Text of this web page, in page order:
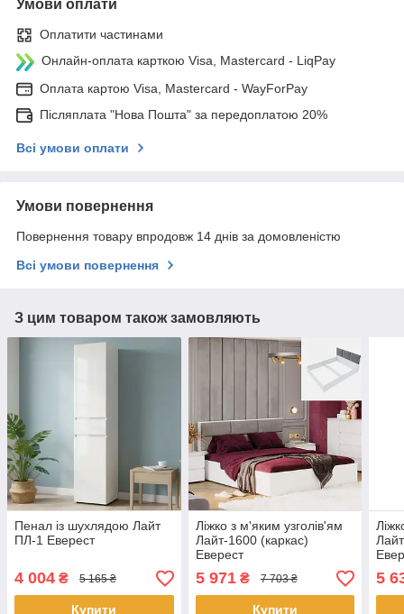
Умови оплати
Оплатити частинами
Онлайн-оплата карткою Visa, Mastercard - LiqPay
Оплата картою Visa, Mastercard - WayForPay
Післяплата "Нова Пошта" за передоплатою 20%
Всі умови оплати
Умови повернення
Повернення товару впродовж 14 днів за домовленістю
Всі умови повернення
З цим товаром також замовляють
Пенал із шухлядою Лайт
ПЛ-1 Еверест
4 004 ₴ 5 165 ₴
Купити
Ліжко з м'яким узголів'ям
Лайт-1600 (каркас)
Еверест
5 971₴ 7 703 ₴
Купити
5